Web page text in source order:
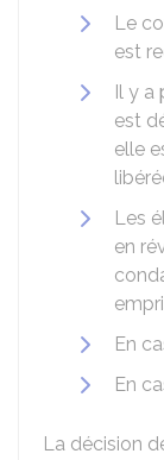
Le
est
Il y a
est
elle
Les
en
En
En
La décision